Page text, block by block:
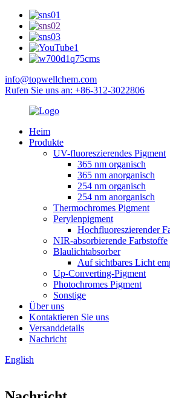
info@topwellchem.com
Rufen Sie uns an: +86-312-3022806
Heim
Produkte
UV-fluoreszierendes Pigment
365 nm organisch
365 nm anorganisch
254 nm organisch
254 nm anorganisch
Thermochromes Pigment
Perylenpigment
Hochfluoreszierender
NIR-absorbierende Farbstoffe
Blaulichtabsorber
Auf sichtbares Licht
Up-Converting-Pigment
Photochromes Pigment
Sonstige
Über uns
Kontaktieren Sie uns
Versanddetails
Nachricht
English